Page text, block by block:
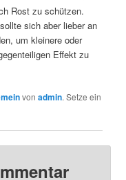
Rost zu schützen.
sich aber lieber an
um kleinere oder
Effekt zu
vonadmin. Setze ein